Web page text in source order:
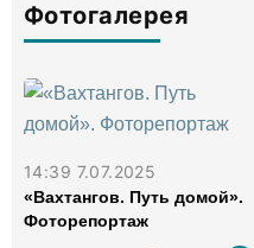
Фотогалерея
14:39 7.07.2025
«Вахтангов. Путь домой».
Фоторепортаж